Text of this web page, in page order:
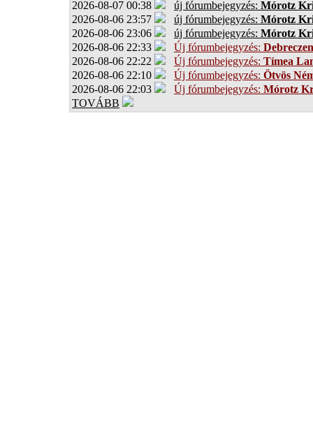
2026-08-07 00:38 új fórumbejegyzés: Mórotz
2026-08-06 23:57
új fórumbejegyzés: Mórotz
2026-08-06 23:06
új fórumbejegyzés: Mórotz
2026-08-06 22:33
Új fórumbejegyzés:
2026-08-06 22:22
Új fórumbejegyzés: Tímea
2026-08-06 22:10
Új fórumbejegyzés: Ötvös
2026-08-06 22:03
Új fórumbejegyzés: Mórotz
TOVÁBB